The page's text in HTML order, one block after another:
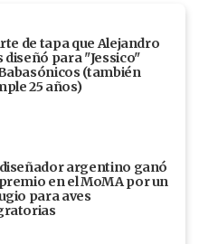
de tapa que Alejandro
diseñó para "Jessico"
(también
25 años)
argentino ganó
en el MoMA por un
para aves